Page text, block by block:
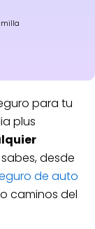
para tu
plus
desde
de auto
caminos del